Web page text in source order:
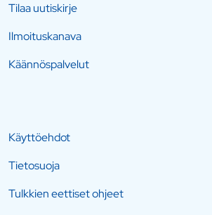
Tilaa uutiskirje
Ilmoituskanava
Käännöspalvelut
Käyttöehdot
Tietosuoja
Tulkkien eettiset ohjeet